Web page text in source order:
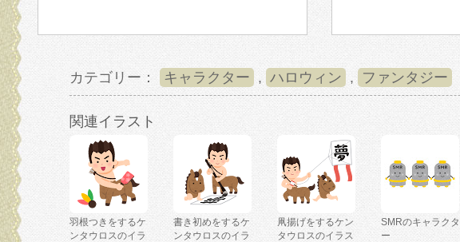
カテゴリー： キャラクター , ハロウィン , ファンタジー
関連イラスト
羽根つきをするケ
ンタウロスのイラ
書き初めをするケ
ンタウロスのイラ
凧揚げをするケン
タウロスのイラス
SMRのキャラクタ
ー